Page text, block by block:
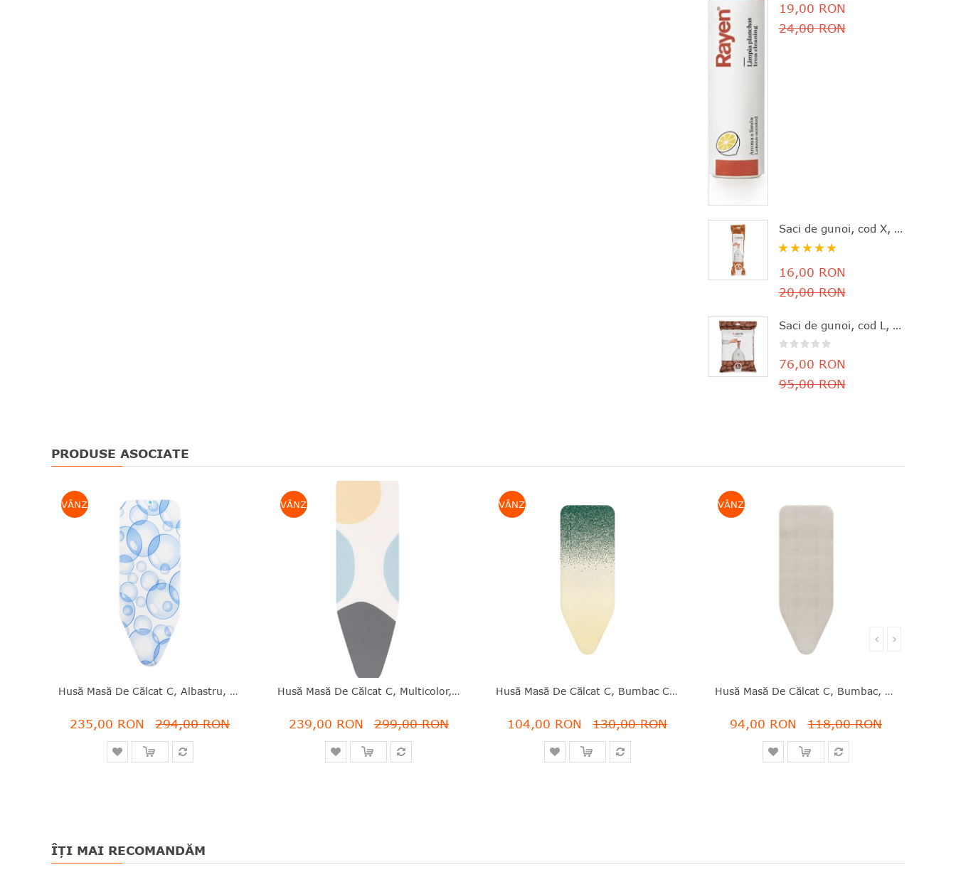
19,00 RON
24,00 RON
Saci de gunoi, cod X, 20 bucăţi, 10-12 l, Brabantia - 8710755116728
Rating:
16,00 RON
20,00 RON
Saci de gunoi, cod L, 40 bucăţi, 40-45 l, Brabantia - 8710755138645
76,00 RON
95,00 RON
PRODUSE ASOCIATE
VÂNZARE
Husă Masă De Călcat C, Albastru, Bumbac, 124x45 Cm, Perfect Flow, Brabantia - 8710755100703
235,00 RON 294,00 RON
VÂNZARE
Husă Masă De Călcat C, Multicolor, Bumbac, 124x45 Cm, Perfect Flow, Spring Bubbles, Brabantia - 8710755131585
239,00 RON 299,00 RON
VÂNZARE
Husă Masă De Călcat C, Bumbac Certificat Fairtrade, 124x45 Cm, Brabantia - 8710755242182
104,00 RON 130,00 RON
VÂNZARE
Husă Masă De Călcat C, Bumbac, 124x45 Cm, Denim Grey, Brabantia - 8710755236242
94,00 RON 118,00 RON
‹ ›
ÎȚI MAI RECOMANDĂM